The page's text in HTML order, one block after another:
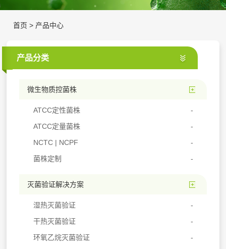
首页 > 产品中心
产品分类
微生物质控菌株
ATCC定性菌株
ATCC定量菌株
NCTC | NCPF
菌株定制
灭菌验证解决方案
湿热灭菌验证
干热灭菌验证
环氧乙烷灭菌验证